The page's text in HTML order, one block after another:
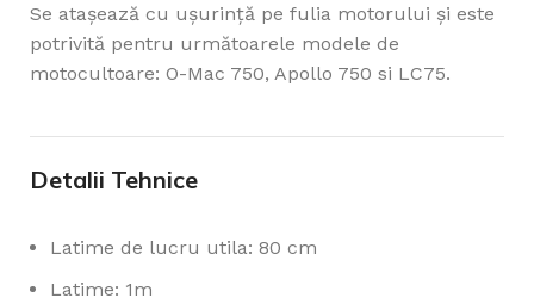
Se atașează cu ușurință pe fulia motorului și este
potrivită pentru următoarele modele de
motocultoare: O-Mac 750, Apollo 750 si LC75.
Detalii Tehnice
Latime de lucru utila: 80 cm
Latime: 1m